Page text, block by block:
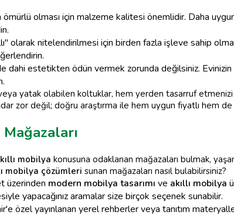
ömürlü olması için malzeme kalitesi önemlidir. Daha
olarak nitelendirilmesi için birden fazla işleve sahip
dahi estetikten ödün vermek zorunda değilsiniz.
veya yatak olabilen koltuklar, hem yerden tasarruf
zor değil; doğru araştırma ile hem uygun fiyatlı hem
mobilya konusuna odaklanan mağazaları bulmak,
mobilya çözümleri sunan mağazaları nasıl bulabilirsiniz?
üzerinden modern mobilya tasarımı ve akıllı mobilya
yapacağınız aramalar size birçok seçenek sunabilir.
özel yayınlanan yerel rehberler veya tanıtım